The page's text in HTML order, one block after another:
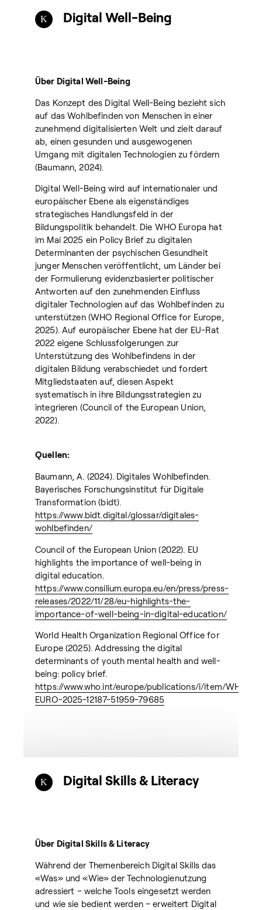
Digital Well-Being
Über Digital Well-Being
Das Konzept des Digital Well-Being bezieht sich
auf das Wohlbefinden von Menschen in einer
zunehmend digitalisierten Welt und zielt darauf
ab, einen gesunden und ausgewogenen
Umgang mit digitalen Technologien zu fördern
(Baumann, 2024).
Digital Well-Being wird auf internationaler und
europäischer Ebene als eigenständiges
strategisches Handlungsfeld in der
Bildungspolitik behandelt. Die WHO Europa hat
im Mai 2025 ein Policy Brief zu digitalen
Determinanten der psychischen Gesundheit
junger Menschen veröffentlicht, um Länder bei
der Formulierung evidenzbasierter politischer
Antworten auf den zunehmenden Einfluss
digitaler Technologien auf das Wohlbefinden zu
unterstützen (WHO Regional Office for Europe,
2025). Auf europäischer Ebene hat der EU-Rat
2022 eigene Schlussfolgerungen zur
Unterstützung des Wohlbefindens in der
digitalen Bildung verabschiedet und fordert
Mitgliedstaaten auf, diesen Aspekt
systematisch in ihre Bildungsstrategien zu
integrieren (Council of the European Union,
2022).
Quellen:
Baumann, A. (2024). Digitales Wohlbefinden.
Bayerisches Forschungsinstitut für Digitale
Transformation (bidt).
https://www.bidt.digital/glossar/digitales-
wohlbefinden/
Council of the European Union (2022). EU
highlights the importance of well-being in
digital education.
https://www.consilium.europa.eu/en/press/press-
releases/2022/11/28/eu-highlights-the-
importance-of-well-being-in-digital-education/
World Health Organization Regional Office for
Europe (2025). Addressing the digital
determinants of youth mental health and well-
being: policy brief.
https://www.who.int/europe/publications/i/item/WHO-
EURO-2025-12187-51959-79685
Digital Skills & Literacy
Über Digital Skills & Literacy
Während der Themenbereich Digital Skills das
«Was» und «Wie» der Technologienutzung
adressiert – welche Tools eingesetzt werden
und wie sie bedient werden – erweitert Digital